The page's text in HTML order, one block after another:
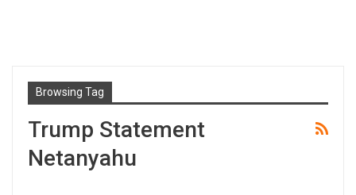
Browsing Tag
Trump Statement
Netanyahu